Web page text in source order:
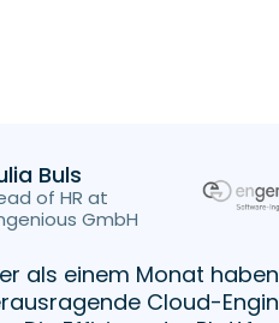
Buls
of HR at
GmbH
als einem Monat
Cloud-